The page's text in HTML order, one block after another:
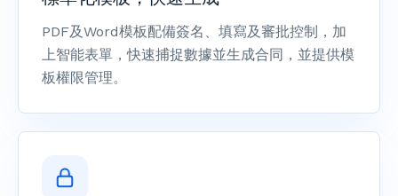
PDF及Word模板配備簽名、填寫及審批控制，加
上智能表單，快速捕捉數據並生成合同，並提供模
板權限管理。